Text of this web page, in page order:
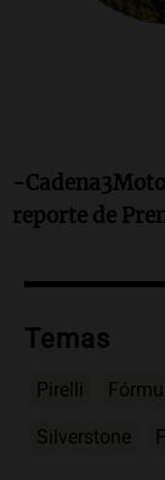
-
reporte de
Temas
Pirelli
Silverstone